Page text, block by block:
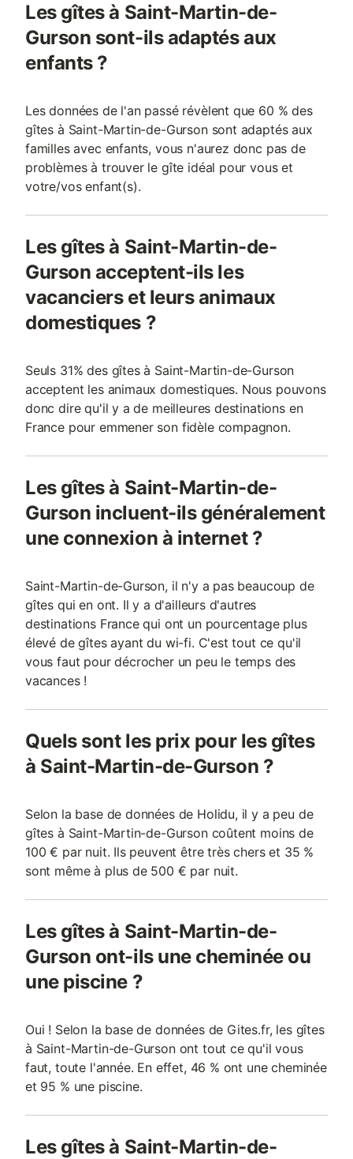
Les gîtes à Saint-Martin-de-
Gurson sont-ils adaptés aux
enfants ?
Les données de l'an passé révèlent que 60 % des
gîtes à Saint-Martin-de-Gurson sont adaptés aux
familles avec enfants, vous n'aurez donc pas de
problèmes à trouver le gîte idéal pour vous et
votre/vos enfant(s).
Les gîtes à Saint-Martin-de-
Gurson acceptent-ils les
vacanciers et leurs animaux
domestiques ?
Seuls 31% des gîtes à Saint-Martin-de-Gurson
acceptent les animaux domestiques. Nous pouvons
donc dire qu'il y a de meilleures destinations en
France pour emmener son fidèle compagnon.
Les gîtes à Saint-Martin-de-
Gurson incluent-ils généralement
une connexion à internet ?
Saint-Martin-de-Gurson, il n'y a pas beaucoup de
gîtes qui en ont. Il y a d'ailleurs d'autres
destinations France qui ont un pourcentage plus
élevé de gîtes ayant du wi-fi. C'est tout ce qu'il
vous faut pour décrocher un peu le temps des
vacances !
Quels sont les prix pour les gîtes
à Saint-Martin-de-Gurson ?
Selon la base de données de Holidu, il y a peu de
gîtes à Saint-Martin-de-Gurson coûtent moins de
100 € par nuit. Ils peuvent être très chers et 35 %
sont même à plus de 500 € par nuit.
Les gîtes à Saint-Martin-de-
Gurson ont-ils une cheminée ou
une piscine ?
Oui ! Selon la base de données de Gites.fr, les gîtes
à Saint-Martin-de-Gurson ont tout ce qu'il vous
faut, toute l'année. En effet, 46 % ont une cheminée
et 95 % une piscine.
Les gîtes à Saint-Martin-de-